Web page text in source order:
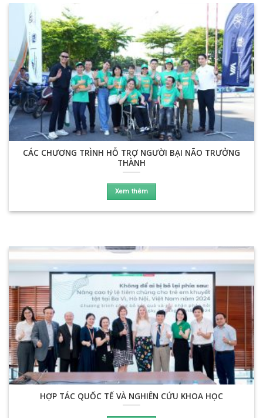
CÁC CHƯƠNG TRÌNH HỖ TRỢ NGƯỜI BẠI NÃO TRƯỞNG
THÀNH
Xem thêm
HỢP TÁC QUỐC TẾ VÀ NGHIÊN CỨU KHOA HỌC